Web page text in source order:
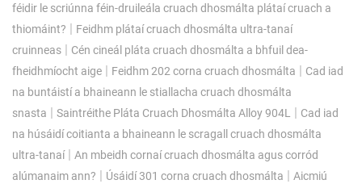
féidir le scriúnna féin-druileála cruach dhosmálta plátaí cruach a
thiomáint? | Feidhm plátaí cruach dhosmálta ultra-tanaí
cruinneas | Cén cineál pláta cruach dhosmálta a bhfuil dea-
fheidhmíocht aige | Feidhm 202 corna cruach dhosmálta | Cad iad
na buntáistí a bhaineann le stiallacha cruach dhosmálta
snasta | Saintréithe Pláta Cruach Dhosmálta Alloy 904L | Cad iad
na húsáidí coitianta a bhaineann le scragall cruach dhosmálta
ultra-tanaí| An mbeidh cornaí cruach dhosmálta agus corród
alúmanaim ann? | Úsáidí 301 corna cruach dhosmálta | Aicmiú